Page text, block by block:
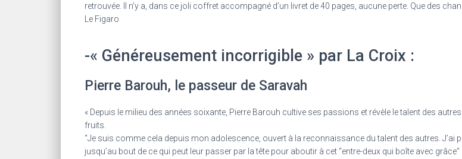
retrouvée. Il n’y a, dans ce joli coffret accompagné d’un livret de 40 pages, aucune perte. Que des
Le Figaro
-« Généreusement incorrigible » par La Croix :
Pierre Barouh, le passeur de Saravah
« Depuis le milieu des années soixante, Pierre Barouh cultive ses passions et révèle le talent des
fruits.
“Je suis comme cela depuis mon adolescence, ouvert à la reconnaissance du talent des autres. J’ai
jusqu’au bout de ce qui peut leur passer par la tête pour aboutir à cet “entre-deux qui boîte avec